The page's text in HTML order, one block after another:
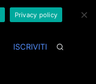
ISCRIVITI
Privacy policy